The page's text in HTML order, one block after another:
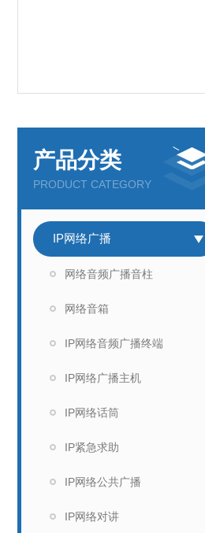
产品分类
PRODUCT CATEGORY
IP网络广播
网络音频广播音柱
网络音箱
IP网络音频广播终端
IP网络广播主机
IP网络话筒
IP紧急求助
IP网络公共广播
IP网络对讲